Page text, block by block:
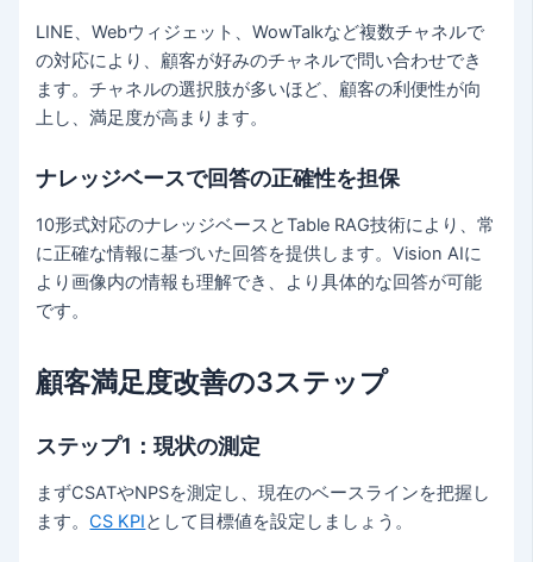
LINE、Webウィジェット、WowTalkなど複数チャネルで
の対応により、顧客が好みのチャネルで問い合わせでき
ます。チャネルの選択肢が多いほど、顧客の利便性が向
上し、満足度が高まります。
ナレッジベースで回答の正確性を担保
10形式対応のナレッジベースとTable RAG技術により、常
に正確な情報に基づいた回答を提供します。Vision AIに
より画像内の情報も理解でき、より具体的な回答が可能
です。
顧客満足度改善の3ステップ
ステップ1：現状の測定
まずCSATやNPSを測定し、現在のベースラインを把握し
ます。CS KPIとして目標値を設定しましょう。